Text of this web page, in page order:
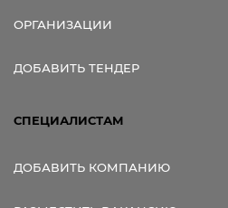
ОРГАНИЗАЦИИ
ДОБАВИТЬ ТЕНДЕР
СПЕЦИАЛИСТАМ
ДОБАВИТЬ КОМПАНИЮ